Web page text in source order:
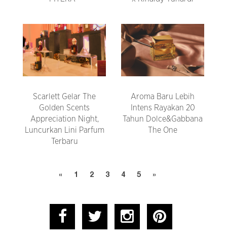
Scarlett Gelar The
Golden Scents
Appreciation Night,
Luncurkan Lini Parfum
Terbaru
Aroma Baru Lebih
Intens Rayakan 20
Tahun Dolce&Gabbana
The One
« 1 2 3 4 5 »